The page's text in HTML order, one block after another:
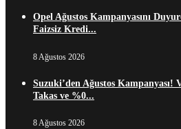
Opel Ağustos Kampanyasını
Faizsiz Kredi...
8 Ağustos 2026
Suzuki’den Ağustos Kampanyası!
Takas ve %0...
8 Ağustos 2026